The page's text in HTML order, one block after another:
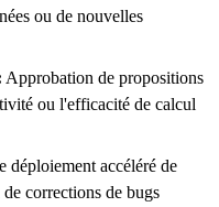
ou de nouvelles
Approbation de propositions
ou l'efficacité de calcul
déploiement accéléré de
corrections de bugs